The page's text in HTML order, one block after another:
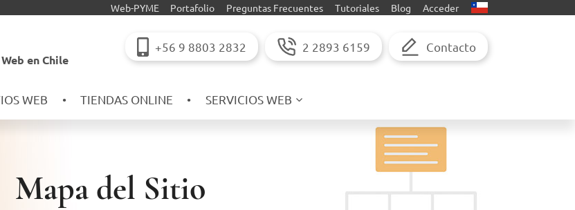
Web-PYME Portafolio Preguntas Frecuentes Tutoriales Blog Acceder
en Chile
+56 9 8803 2832 2 2893 6159 Contacto
WEB • TIENDAS ONLINE • SERVICIOS WEB
Mapa del Sitio